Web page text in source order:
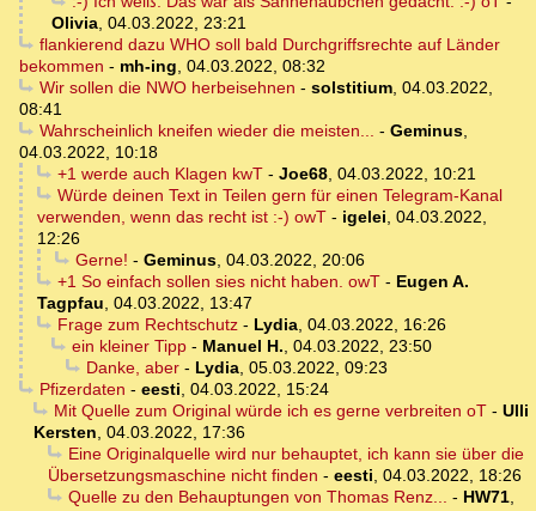
Olivia, 04.03.2022, 23:21
flankierend dazu WHO soll bald Durchgriffsrechte auf Länder
bekommen - mh-ing, 04.03.2022, 08:32
Wir sollen die NWO herbeisehnen - solstitium, 04.03.2022,
08:41
Wahrscheinlich kneifen wieder die meisten... - Geminus,
04.03.2022, 10:18
+1 werde auch Klagen kwT- Joe68, 04.03.2022, 10:21
Würde deinen Text in Teilen gern für einen Telegram-Kanal
verwenden, wenn das recht ist :-) owT - igelei, 04.03.2022,
12:26
Gerne! - Geminus, 04.03.2022, 20:06
+1 So einfach sollen sies nicht haben. owT- Eugen A.
Tagpfau, 04.03.2022, 13:47
Frage zum Rechtschutz- Lydia, 04.03.2022, 16:26
ein kleiner Tipp- Manuel H., 04.03.2022, 23:50
Danke, aber- Lydia, 05.03.2022, 09:23
Pfizerdaten - eesti, 04.03.2022, 15:24
Mit Quelle zum Original würde ich es gerne verbreiten oT- Ulli
Kersten, 04.03.2022, 17:36
Eine Originalquelle wird nur behauptet, ich kann sie über die
Übersetzungsmaschine nicht finden - eesti, 04.03.2022, 18:26
Quelle zu den Behauptungen von Thomas Renz... - HW71,